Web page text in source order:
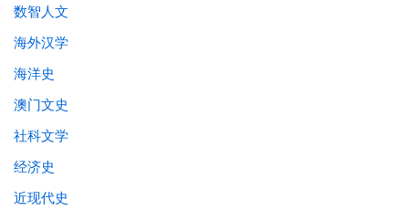
数智人文
海外汉学
海洋史
澳门文史
社科文学
经济史
近现代史